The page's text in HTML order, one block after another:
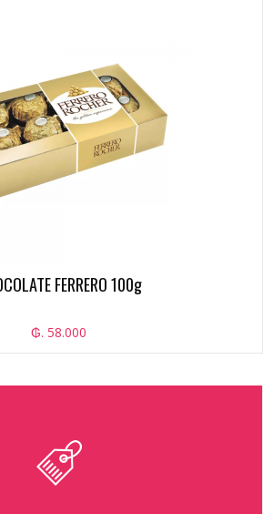
FERRERO 100g
₲. 58.000